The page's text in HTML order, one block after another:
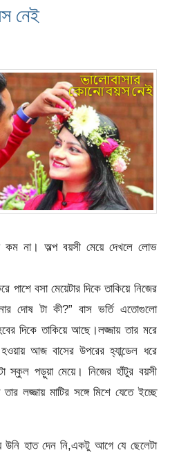
নেই
কম না। অল্প বয়সী মেয়ে দেখলে লোভ
বসা মেয়েটার দিকে তাকিয়ে নিজের
দোষ টা কী?” বাস ভর্তি এতোগুলো
দিকে তাকিয়ে আছে।লজ্জায় তার মরে
আজ বাসের উপরের হ্যান্ডেল ধরে
স্কুল পড়ুয়া মেয়ে। নিজের হাঁটুর বয়সী
লজ্জায় মাটির সঙ্গে মিশে যেতে ইচ্ছে
হাত দেন নি,একটু আগে যে ছেলেটা